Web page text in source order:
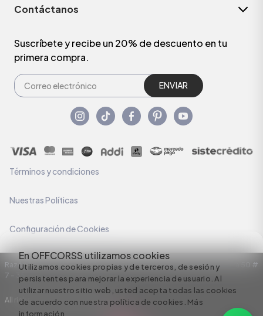
En OFFCORSS utilizamos cookies
Utilizamos cookies propias y de terceros, de sesión y
persistentes para mejorar la experiencia de usuario. Al
utilizar nuestro sitio web, usted acepta todas las cookies
de acuerdo con nuestra política de cookies. Más
información
Contáctanos
Suscríbete y recibe un 20% de descuento en tu
primera compra.
ENVIAR
Términos y condiciones
Nuestras Políticas
Configuración de Cookies
Razón Social: C.I HERMECO S.A. NIT: 890924167-6 Dirección: Carrera 50 #
7 – 35
All rights reserved empowered by